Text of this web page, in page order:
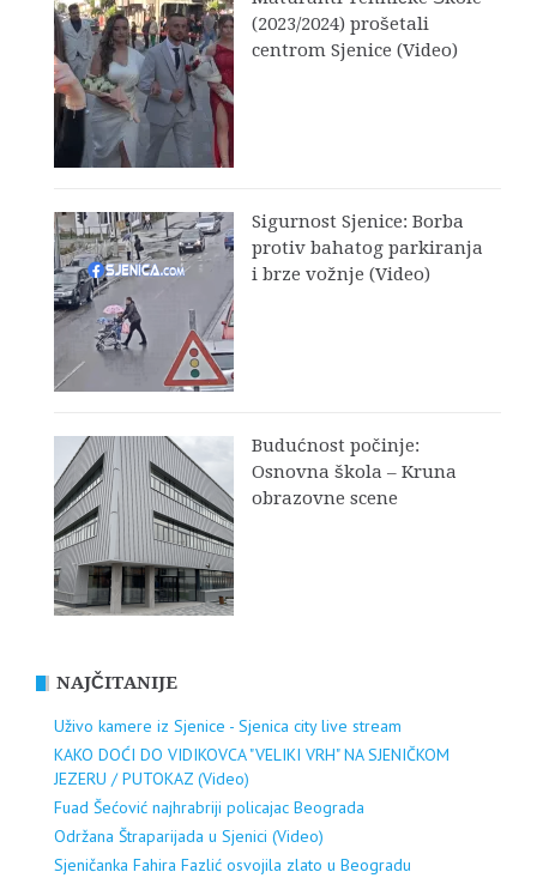
(2023/2024) prošetali
centrom Sjenice (Video)
Sigurnost Sjenice: Borba
protiv bahatog parkiranja
i brze vožnje (Video)
Budućnost počinje:
Osnovna škola – Kruna
obrazovne scene
NAJČITANIJE
Uživo kamere iz Sjenice - Sjenica city live stream
KAKO DOĆI DO VIDIKOVCA "VELIKI VRH" NA SJENIČKOM
JEZERU / PUTOKAZ (Video)
Fuad Šećović najhrabriji policajac Beograda
Održana Štraparijada u Sjenici (Video)
Sjeničanka Fahira Fazlić osvojila zlato u Beogradu